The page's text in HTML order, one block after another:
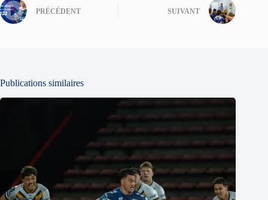
PRÉCÉDENT SUIVANT
Publications similaires